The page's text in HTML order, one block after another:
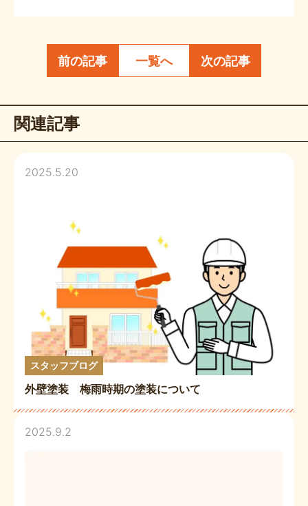
前の記事 一覧へ 次の記事
関連記事
2025.5.20
スタッフブログ
外壁塗装 梅雨時期の塗装について
2025.9.2